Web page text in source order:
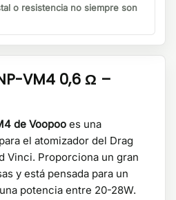
o resistencia no siempre son
VM4 0,6 Ω –
de Voopoo es una
el atomizador del Drag
Vinci. Proporciona un gran
y está pensada para un
potencia entre 20-28W.